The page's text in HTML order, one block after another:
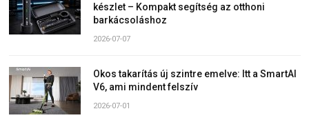
készlet – Kompakt segítség az otthoni
barkácsoláshoz
2026-07-07
Okos takarítás új szintre emelve: Itt a SmartAI
V6, ami mindent felszív
2026-07-01